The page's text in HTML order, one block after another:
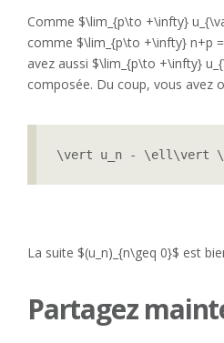
Comme $\lim_{p\to +\infty}
comme $\lim_{p\to +\infty} n+p
avez aussi $\lim_{p\to +\infty}
composée. Du coup, vous avez
\vert u_n - \ell\vert
La suite $(u_n)_{n\geq 0}$ est
Partagez